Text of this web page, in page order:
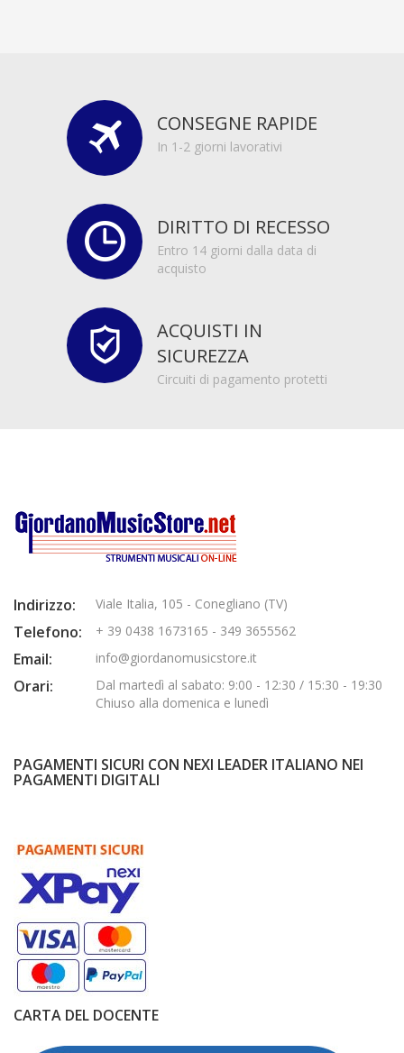
CONSEGNE RAPIDE
In 1-2 giorni lavorativi
DIRITTO DI RECESSO
Entro 14 giorni dalla data di
acquisto
ACQUISTI IN
SICUREZZA
Circuiti di pagamento protetti
Indirizzo: Viale Italia, 105 - Conegliano (TV)
Telefono: + 39 0438 1673165 - 349 3655562
Email: info@giordanomusicstore.it
Orari:
Dal martedì al sabato: 9:00 - 12:30 / 15:30 - 19:30
Chiuso alla domenica e lunedì
PAGAMENTI SICURI CON NEXI LEADER ITALIANO NEI
PAGAMENTI DIGITALI
CARTA DEL DOCENTE